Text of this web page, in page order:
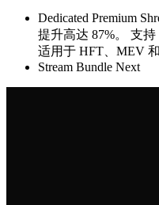
Dedicated Premium
提升高达 87%。 支持
适用于 HFT、MEV 和
Stream Bundle Next